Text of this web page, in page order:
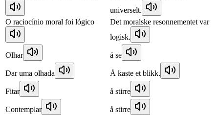
universelt.
O raciocínio moral foi lógico
Det moralske resonnementet var
logisk.
Olhar å se
Dar uma olhada Å kaste et blikk.
Fitar å stirre
Contemplar å stirre